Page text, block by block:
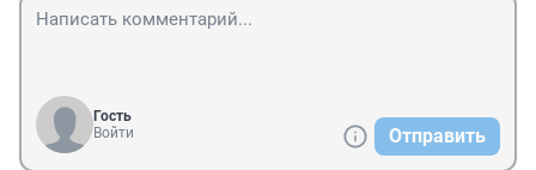
Гость
Войти
Отправить